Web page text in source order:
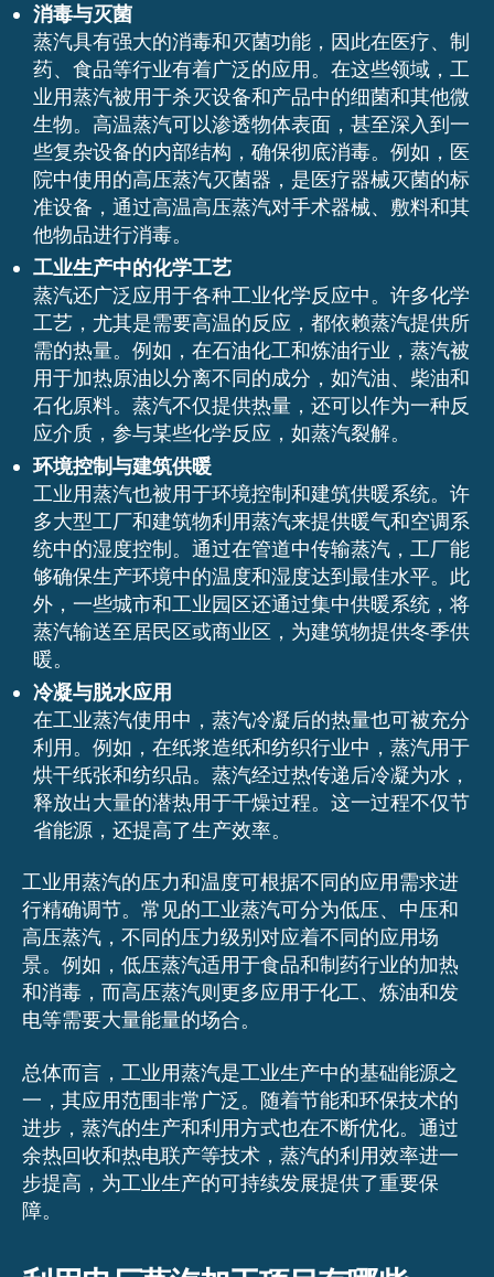
消毒与灭菌
蒸汽具有强大的消毒和灭菌功能，因此在医疗、制
药、食品等行业有着广泛的应用。在这些领域，工
业用蒸汽被用于杀灭设备和产品中的细菌和其他微
生物。高温蒸汽可以渗透物体表面，甚至深入到一
些复杂设备的内部结构，确保彻底消毒。例如，医
院中使用的高压蒸汽灭菌器，是医疗器械灭菌的标
准设备，通过高温高压蒸汽对手术器械、敷料和其
他物品进行消毒。
工业生产中的化学工艺
蒸汽还广泛应用于各种工业化学反应中。许多化学
工艺，尤其是需要高温的反应，都依赖蒸汽提供所
需的热量。例如，在石油化工和炼油行业，蒸汽被
用于加热原油以分离不同的成分，如汽油、柴油和
石化原料。蒸汽不仅提供热量，还可以作为一种反
应介质，参与某些化学反应，如蒸汽裂解。
环境控制与建筑供暖
工业用蒸汽也被用于环境控制和建筑供暖系统。许
多大型工厂和建筑物利用蒸汽来提供暖气和空调系
统中的湿度控制。通过在管道中传输蒸汽，工厂能
够确保生产环境中的温度和湿度达到最佳水平。此
外，一些城市和工业园区还通过集中供暖系统，将
蒸汽输送至居民区或商业区，为建筑物提供冬季供
暖。
冷凝与脱水应用
在工业蒸汽使用中，蒸汽冷凝后的热量也可被充分
利用。例如，在纸浆造纸和纺织行业中，蒸汽用于
烘干纸张和纺织品。蒸汽经过热传递后冷凝为水，
释放出大量的潜热用于干燥过程。这一过程不仅节
省能源，还提高了生产效率。
工业用蒸汽的压力和温度可根据不同的应用需求进
行精确调节。常见的工业蒸汽可分为低压、中压和
高压蒸汽，不同的压力级别对应着不同的应用场
景。例如，低压蒸汽适用于食品和制药行业的加热
和消毒，而高压蒸汽则更多应用于化工、炼油和发
电等需要大量能量的场合。
总体而言，工业用蒸汽是工业生产中的基础能源之
一，其应用范围非常广泛。随着节能和环保技术的
进步，蒸汽的生产和利用方式也在不断优化。通过
余热回收和热电联产等技术，蒸汽的利用效率进一
步提高，为工业生产的可持续发展提供了重要保
障。